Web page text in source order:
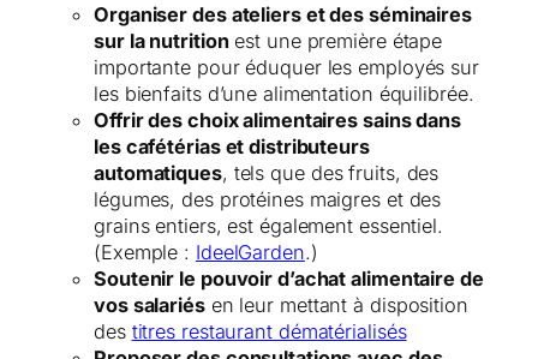
Organiser des ateliers et des séminaires
sur la nutrition est une première étape
importante pour éduquer les employés sur
les bienfaits d’une alimentation équilibrée.
Offrir des choix alimentaires sains dans
les cafétérias et distributeurs
automatiques, tels que des fruits, des
légumes, des protéines maigres et des
grains entiers, est également essentiel.
(Exemple : IdeelGarden.)
Soutenir le pouvoir d’achat alimentaire de
vos salariésen leur mettant à disposition
des titres restaurant dématérialisés